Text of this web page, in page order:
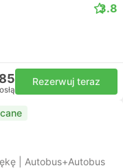
3.8
Rezerwuj teraz
| Autobus+Autobus